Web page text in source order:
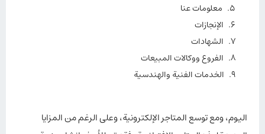
معلومات عنا
الإنجازات
الشهادات
الفروع ووكالات المبيعات
الخدمات الفنية والهندسية
اليوم، ومع توسع المتاجر الإلكترونية، وعلى الرغم من المزايا